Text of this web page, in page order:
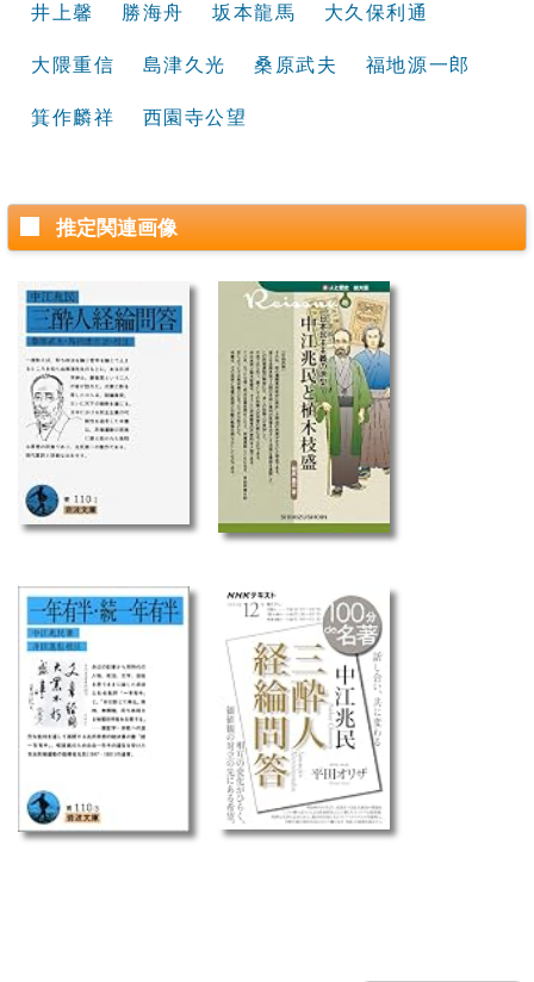
井上馨 勝海舟 坂本龍馬 大久保利通
大隈重信 島津久光 桑原武夫 福地源一郎
箕作麟祥 西園寺公望
推定関連画像